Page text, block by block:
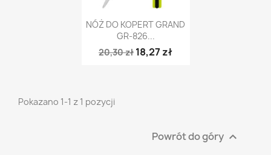
 Szybki podgląd
NÓŻ DO KOPERT GRAND
GR-826...
20,30 zł 18,27 zł
Pokazano 1-1 z 1 pozycji
Powrót do góry 